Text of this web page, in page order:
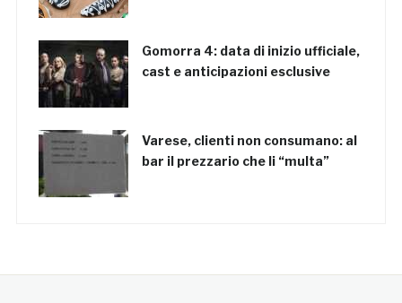
Gomorra 4: data di inizio ufficiale,
cast e anticipazioni esclusive
Varese, clienti non consumano: al
bar il prezzario che li “multa”